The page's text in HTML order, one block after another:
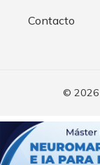
Contacto
© 2026